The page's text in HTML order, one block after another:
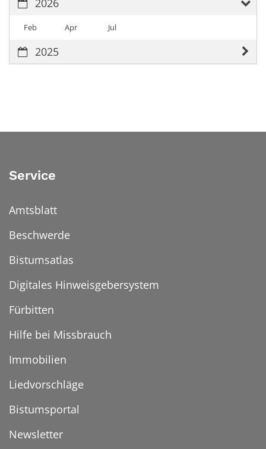
2026
Feb Apr Jul
2025
Service
Amtsblatt
Beschwerde
Bistumsatlas
Digitales Hinweisgebersystem
Fürbitten
Hilfe bei Missbrauch
Immobilien
Liedvorschläge
Bistumsportal
Newsletter